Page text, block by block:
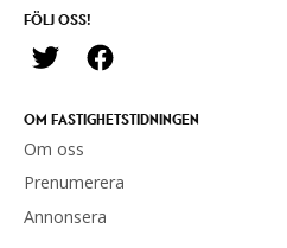
FÖLJ OSS!
OM FASTIGHETSTIDNINGEN
Om oss
Prenumerera
Annonsera